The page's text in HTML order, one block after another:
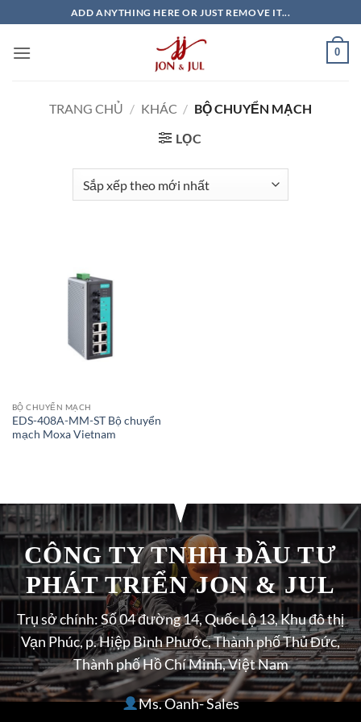
qua
nội
ADD ANYTHING HERE OR JUST REMOVE IT...
0
TRANG CHỦ / KHÁC / BỘ CHUYỂN MẠCH
LỌC
BỘ CHUYỂN MẠCH
EDS-408A-MM-ST Bộ chuyển
mạch Moxa Vietnam
CÔNG TY TNHH ĐẦU TƯ
PHÁT TRIỂN JON & JUL
Trụ sở chính: Số 04 đường 14, Quốc Lộ 13, Khu đô thị
Vạn Phúc, p. Hiệp Bình Phước, Thành phố Thủ Đức,
Thành phố Hồ Chí Minh, Việt Nam
Ms. Oanh- Sales